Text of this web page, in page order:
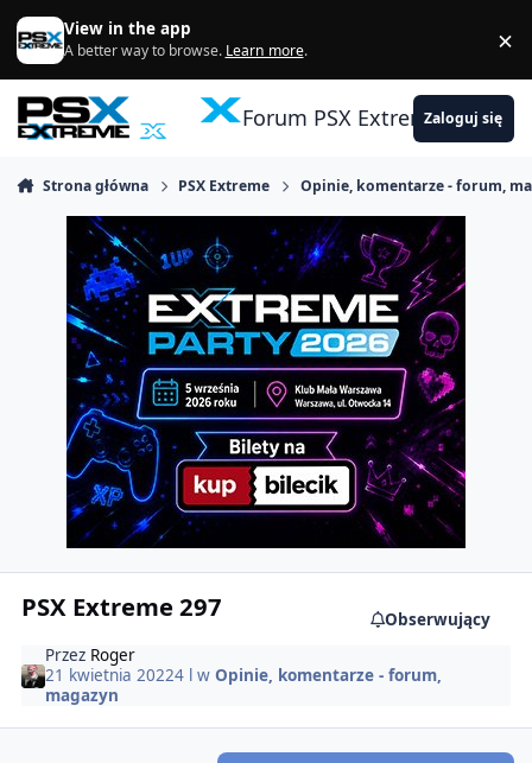
Skocz do zawartości
View in the app
A better way to browse. Learn more. ×
Forum PSX ExtremeZaloguj się
Strona główna PSX Extreme Opinie, komentarze - forum,
PSX Extreme 297
Obserwujący
Przez Roger
21 kwietnia 20224 l w Opinie, komentarze - forum,
magazyn